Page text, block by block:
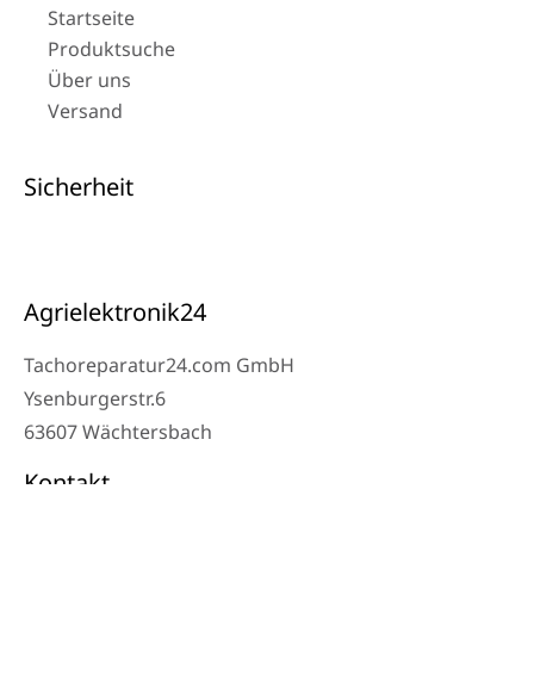
Startseite
Produktsuche
Über uns
Versand
Sicherheit
Agrielektronik24
Tachoreparatur24.com GmbH
Ysenburgerstr.6
63607 Wächtersbach
Kontakt